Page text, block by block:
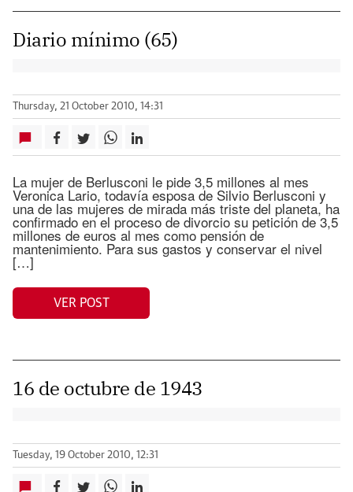
Diario mínimo (65)
Thursday, 21 October 2010, 14:31
La mujer de Berlusconi le pide 3,5 millones al mes
Veronica Lario, todavía esposa de Silvio Berlusconi y
una de las mujeres de mirada más triste del planeta, ha
confirmado en el proceso de divorcio su petición de 3,5
millones de euros al mes como pensión de
mantenimiento. Para sus gastos y conservar el nivel
[…]
VER POST
16 de octubre de 1943
Tuesday, 19 October 2010, 12:31